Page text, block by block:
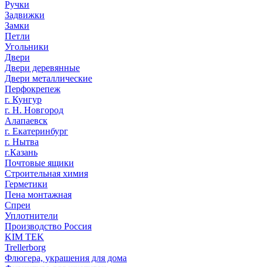
Ручки
Задвижки
Замки
Петли
Угольники
Двери
Двери деревянные
Двери металлические
Перфокрепеж
г. Кунгур
г. Н. Новгород
Алапаевск
г. Екатеринбург
г. Нытва
г.Казань
Почтовые ящики
Строительная химия
Герметики
Пена монтажная
Спреи
Уплотнители
Производство Россия
KIM TEK
Trellerborg
Флюгера, украшения для дома